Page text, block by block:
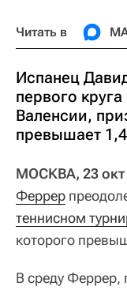
Читать в
Испанец
первого
Валенсии,
превышает
МОСКВА, 23 окт
Феррер
теннисном
которого
В среду Феррер,